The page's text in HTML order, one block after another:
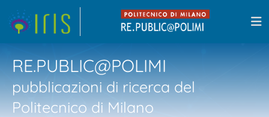
RE.PUBLIC@POLIMI
pubblicazioni di ricerca del
Politecnico di Milano